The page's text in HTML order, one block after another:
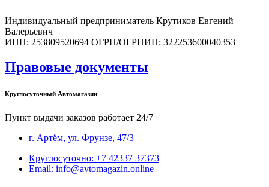
Индивидуальный предприниматель Крутиков Евгений
Валерьевич
ИНН: 253809520694 ОГРН/ОГРНИП: 322253600040353
Правовые документы
Круглосуточный Автомагазин
Пункт выдачи заказов работает 24/7
г. Артём, ул. Фрунзе, 47/3
Круглосуточно: +7 42337 37373
Email: info@avtomagazin.online